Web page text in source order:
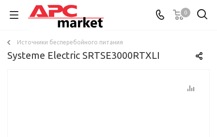
0
Источники бесперебойного питания
Systeme Electric SRTSE3000RTXLI